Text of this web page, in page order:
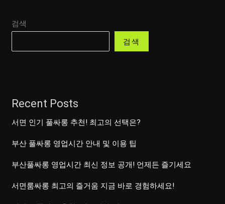
검색
검색
Recent Posts
서면 인기 풀싸롱 추천! 최고의 선택은?
부산 풀싸롱 영업시간 안내 및 이용 팁
부산풀싸롱 영업시간 최신 정보 공개! 언제든 즐기세요
서면룸싸롱 최고의 즐거움 지금 바로 경험하세요!